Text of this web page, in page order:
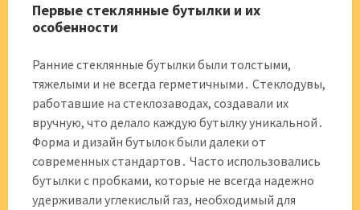
Первые стеклянные бутылки и их
особенности
Ранние стеклянные бутылки были толстыми,
тяжелыми и не всегда герметичными․ Стеклодувы,
работавшие на стеклозаводах, создавали их
вручную, что делало каждую бутылку уникальной․
Форма и дизайн бутылок были далеки от
современных стандартов․ Часто использовались
бутылки с пробками, которые не всегда надежно
удерживали углекислый газ, необходимый для